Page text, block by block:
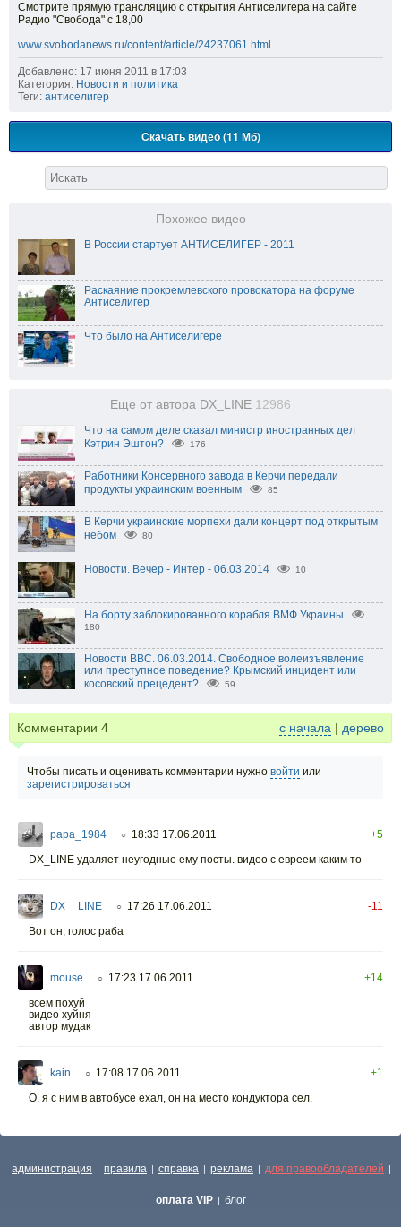
Смотрите прямую трансляцию с открытия Антиселигера на сайте
Радио "Свобода" с 18,00
www.svobodanews.ru/content/article/24237061.html
Добавлено: 17 июня 2011 в 17:03
Категория: Новости и политика
Теги: антиселигер
Скачать видео (11 Мб)
Похожее видео
В России стартует АНТИСЕЛИГЕР - 2011
Раскаяние прокремлевского провокатора на форуме
Антиселигер
Что было на Антиселигере
Еще от автора DX_LINE 12986
Что на самом деле сказал министр иностранных дел
Кэтрин Эштон?
176
Работники Консервного завода в Керчи передали
продукты украинским военным
85
В Керчи украинские морпехи дали концерт под открытым
небом
80
Новости. Вечер - Интер - 06.03.2014 10
На борту заблокированного корабля ВМФ Украины
180
Новости BBC. 06.03.2014. Свободное волеизъявление
или преступное поведение? Крымский инцидент или
косовский прецедент?
59
Комментарии 4 с начала | дерево
Чтобы писать и оценивать комментарии нужно войти или
зарегистрироваться
papa_1984 ○ 18:33 17.06.2011
+5
DX_LINE удаляет неугодные ему посты. видео с евреем каким то
DX__LINE ○ 17:26 17.06.2011
-11
Вот он, голос раба
mouse ○ 17:23 17.06.2011
+14
всем похуй
видео хуйня
автор мудак
kain ○ 17:08 17.06.2011
+1
О, я с ним в автобусе ехал, он на место кондуктора сел.
администрация | правила | справка | реклама | для правообладателей |
оплата VIP | блог